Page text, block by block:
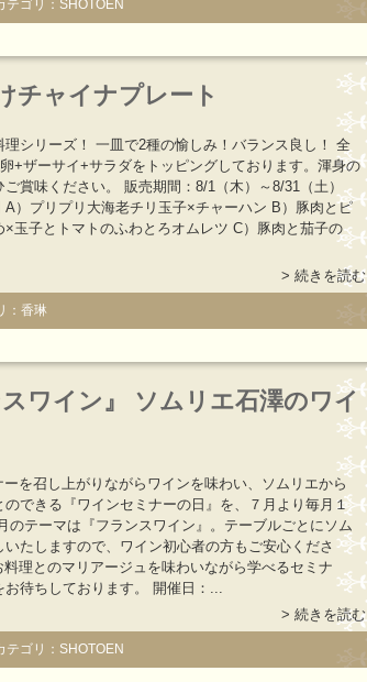
ゴリ：SHOTOEN
チャイナプレート
理シリーズ！ 一皿で2種の愉しみ！バランス良し！ 全
+ザーサイ+サラダをトッピングしております。渾身の
賞味ください。 販売期間：8/1（木）～8/31（土）
）プリプリ大海老チリ玉子×チャーハン B）豚肉とピ
×玉子とトマトのふわとろオムレツ C）豚肉と茄子の
> 続きを読む
：香琳
スワイン』 ソムリエ石澤のワイ
を召し上がりながらワインを味わい、ソムリエから
のできる『ワインセミナーの日』を、７月より毎月１
のテーマは『フランスワイン』。テーブルごとにソム
いたしますので、ワイン初心者の方もご安心くださ
理とのマリアージュを味わいながら学べるセミナ
お待ちしております。 開催日：...
> 続きを読む
ゴリ：SHOTOEN